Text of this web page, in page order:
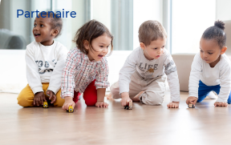
Partenaire